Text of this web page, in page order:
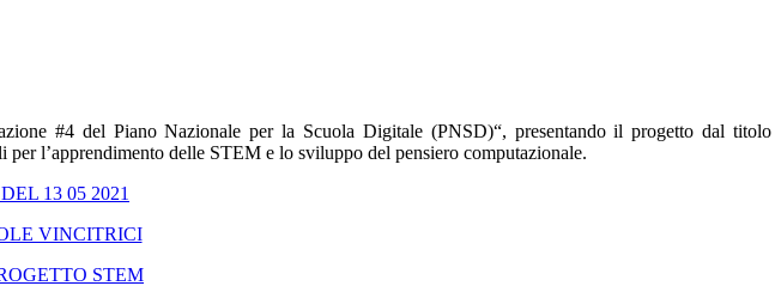
#4 del Piano Nazionale per la Scuola Digitale (PNSD)“, presentando il progetto dal titolo
l’apprendimento delle STEM e lo sviluppo del pensiero computazionale.
13 05 2021
VINCITRICI
STEM